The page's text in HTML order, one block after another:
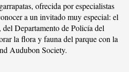
ofrecida por especialistas
a un invitado muy especial: el
Departamento de Policía del
la flora y fauna del parque con la
Audubon Society.